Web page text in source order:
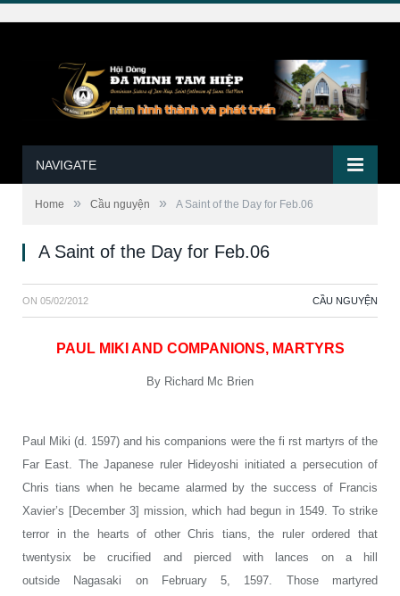
NAVIGATE
Home » Cầu nguyện » A Saint of the Day for Feb.06
A Saint of the Day for Feb.06
ON 05/02/2012 CẦU NGUYỆN
PAUL MIKI AND COMPANIONS, MARTYRS
By Richard Mc Brien
Paul Miki (d. 1597) and his companions were the fi rst martyrs of the
Far East. The Japanese ruler Hideyoshi initiated a persecution of
Chris tians when he became alarmed by the success of Francis
Xavier’s [December 3] mission, which had begun in 1549. To strike
terror in the hearts of other Chris tians, the ruler ordered that
twentysix be crucified and pierced with lances on a hill
outside Nagasaki on February 5, 1597. Those martyred